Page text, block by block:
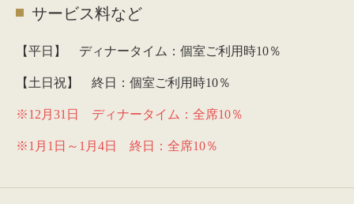
サービス料など
【平日】 ディナータイム：個室ご利用時10％
【土日祝】 終日：個室ご利用時10％
※12月31日 ディナータイム：全席10％
※1月1日～1月4日 終日：全席10％